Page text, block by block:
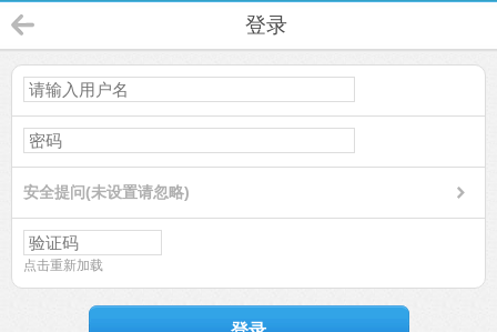
登录
安全提问(未设置请忽略)
点击重新加载